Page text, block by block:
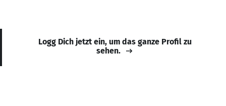
Logg Dich jetzt ein, um das ganze Profil zu
sehen.